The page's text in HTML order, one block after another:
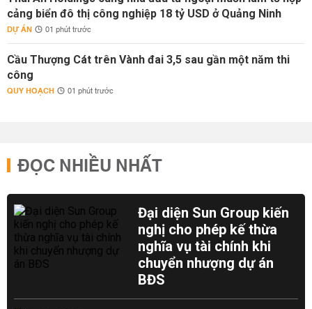
cảng biển đô thị công nghiệp 18 tỷ USD ở Quảng Ninh
DỰ ÁN 01 phút trước
Cầu Thượng Cát trên Vành đai 3,5 sau gần một năm thi
công
QUY HOẠCH 01 phút trước
ĐỌC NHIỀU NHẤT
Đại diện Sun Group kiến
nghị cho phép kế thừa
nghĩa vụ tài chính khi
chuyển nhượng dự án
BĐS